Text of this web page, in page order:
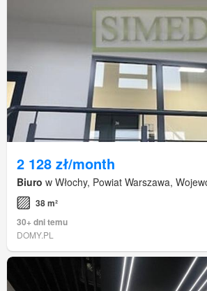
2 128 zł/month
Biuro w Włochy, Powiat Warszawa,
38 m²
30+ dni temu
DOMY.PL